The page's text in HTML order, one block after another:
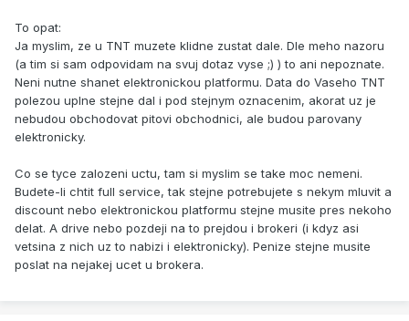
To opat:
Ja myslim, ze u TNT muzete klidne zustat dale. Dle meho nazoru
(a tim si sam odpovidam na svuj dotaz vyse ;) ) to ani nepoznate.
Neni nutne shanet elektronickou platformu. Data do Vaseho TNT
polezou uplne stejne dal i pod stejnym oznacenim, akorat uz je
nebudou obchodovat pitovi obchodnici, ale budou parovany
elektronicky.
Co se tyce zalozeni uctu, tam si myslim se take moc nemeni.
Budete-li chtit full service, tak stejne potrebujete s nekym mluvit a
discount nebo elektronickou platformu stejne musite pres nekoho
delat. A drive nebo pozdeji na to prejdou i brokeri (i kdyz asi
vetsina z nich uz to nabizi i elektronicky). Penize stejne musite
poslat na nejakej ucet u brokera.